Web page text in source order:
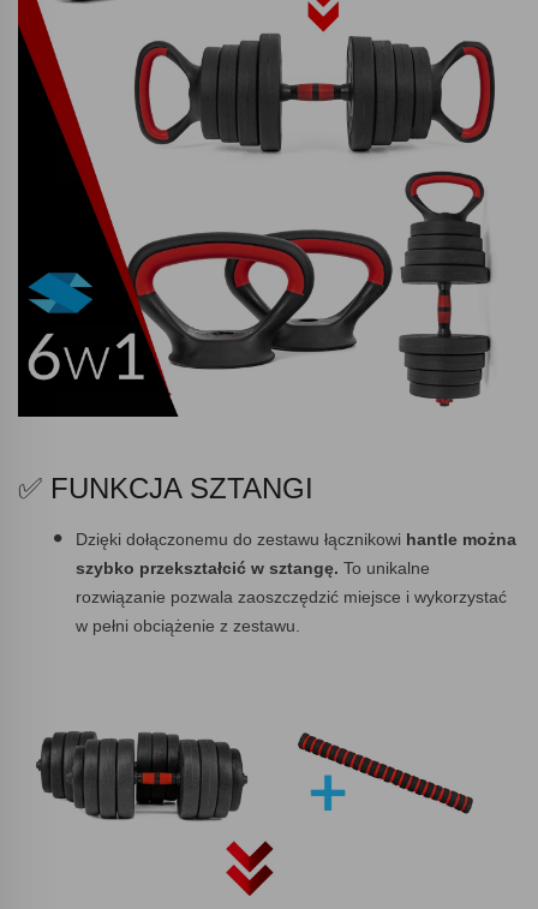
✅ FUNKCJA SZTANGI
Dzięki dołączonemu do zestawu łącznikowi hantle można
szybko przekształcić w sztangę. To unikalne
rozwiązanie pozwala zaoszczędzić miejsce i wykorzystać
w pełni obciążenie z zestawu.